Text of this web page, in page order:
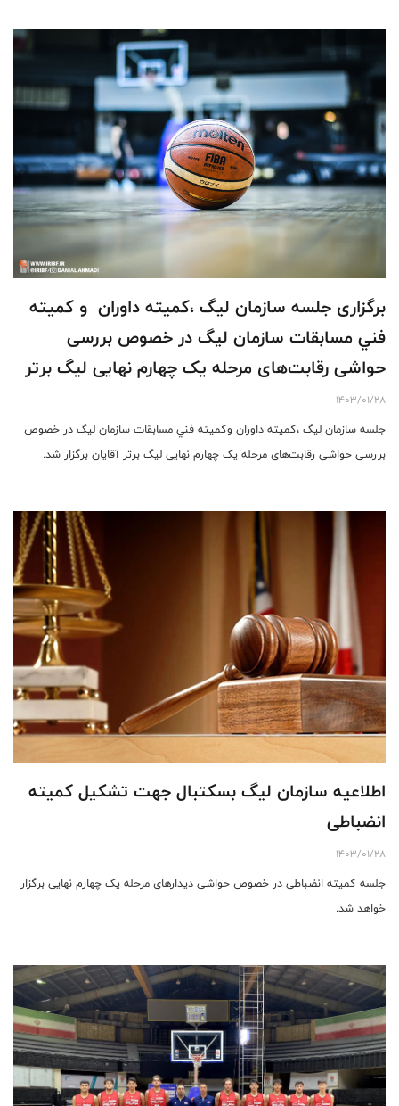
برگزاری جلسه سازمان لیگ ،کمیته داوران و كميته
فني مسابقات سازمان ليگ در خصوص بررسی
حواشی رقابت‌های مرحله یک چهارم نهایی لیگ برتر
آقایان
1403/01/28
جلسه سازمان لیگ ،کمیته داوران وكميته فني مسابقات سازمان ليگ در خصوص
بررسی حواشی رقابت‌های مرحله یک چهارم نهایی لیگ برتر آقایان برگزار شد.
اطلاعیه سازمان لیگ بسکتبال جهت تشکیل کمیته
انضباطی
1403/01/28
جلسه کمیته انضباطی در خصوص حواشی دیدار‌های مرحله یک چهارم نهایی برگزار
خواهد شد.